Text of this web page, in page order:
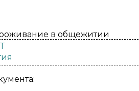
в общежитии